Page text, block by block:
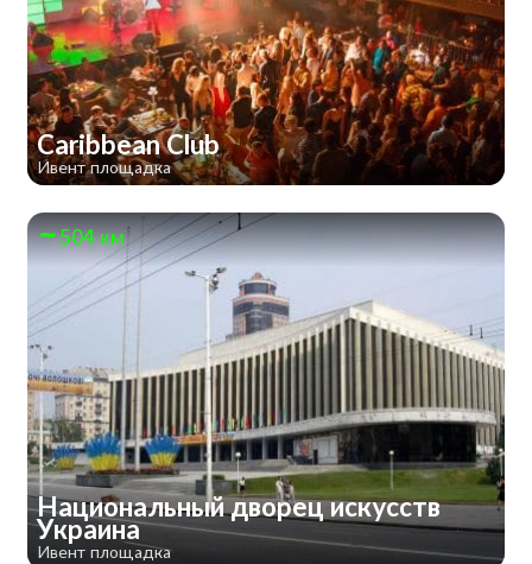
Caribbean Club
Ивент площадка
504 км
Национальный дворец искусств
Украина
Ивент площадка